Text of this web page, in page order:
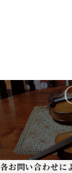
各お問い合わせに